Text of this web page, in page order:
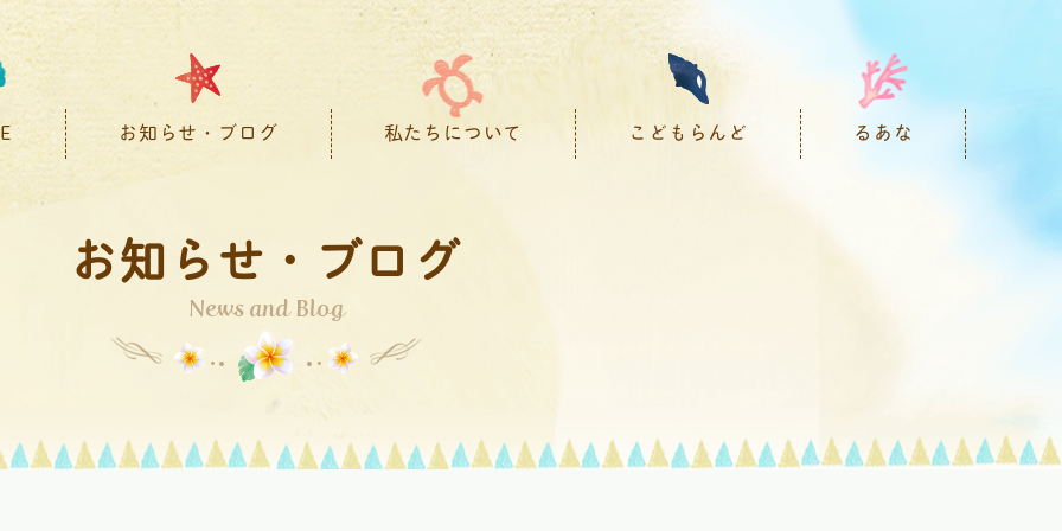
お知らせ・ブログ 私たちについて こどもらんど るあな
お知らせ・ブログ
News and Blog